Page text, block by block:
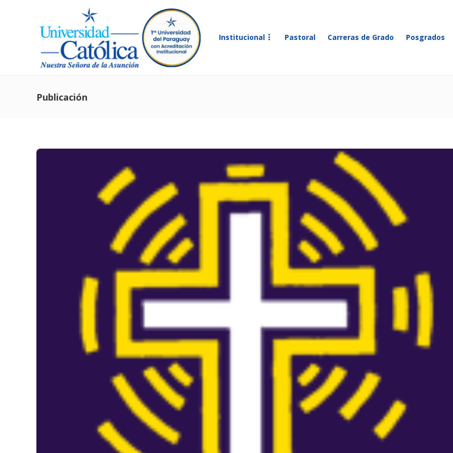
Institucional Pastoral Carreras de Grado Posgrados
Publicación